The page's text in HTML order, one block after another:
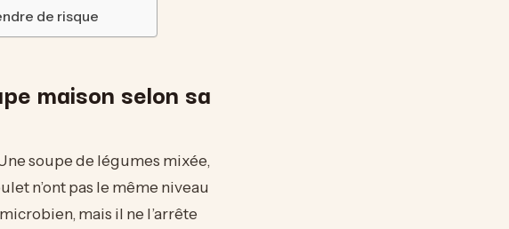
de risque
maison selon sa
soupe de légumes mixée,
n’ont pas le même niveau
mais il ne l’arrête